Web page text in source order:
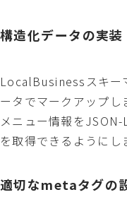
構造化データの実装
LocalBusinessスキー
ータでマークアップし
メニュー情報を
を取得できるようにし
適切なmetaタグの